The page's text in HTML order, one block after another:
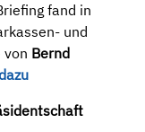
fand in
und
von Bernd